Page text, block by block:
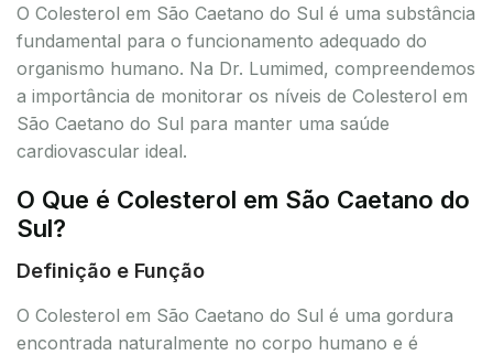
O Colesterol em São Caetano do Sul é uma substância
fundamental para o funcionamento adequado do
organismo humano. Na Dr. Lumimed, compreendemos
a importância de monitorar os níveis de Colesterol em
São Caetano do Sul para manter uma saúde
cardiovascular ideal.
O Que é Colesterol em São Caetano do
Sul?
Definição e Função
O Colesterol em São Caetano do Sul é uma gordura
encontrada naturalmente no corpo humano e é